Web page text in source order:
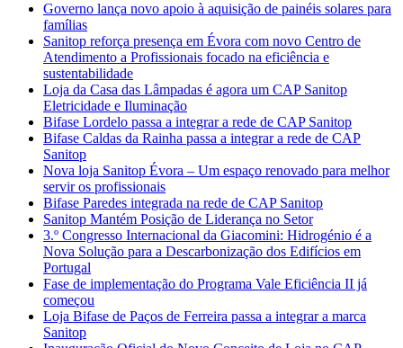
Governo lança novo apoio à aquisição de painéis solares para
famílias
Sanitop reforça presença em Évora com novo Centro de
Atendimento a Profissionais focado na eficiência e
sustentabilidade
Loja da Casa das Lâmpadas é agora um CAP Sanitop
Eletricidade e Iluminação
Bifase Lordelo passa a integrar a rede de CAP Sanitop
Bifase Caldas da Rainha passa a integrar a rede de CAP
Sanitop
Nova loja Sanitop Évora – Um espaço renovado para melhor
servir os profissionais
Bifase Paredes integrada na rede de CAP Sanitop
Sanitop Mantém Posição de Liderança no Setor
3.º Congresso Internacional da Giacomini: Hidrogénio é a
Nova Solução para a Descarbonização dos Edifícios em
Portugal
Fase de implementação do Programa Vale Eficiência II já
começou
Loja Bifase de Paços de Ferreira passa a integrar a marca
Sanitop